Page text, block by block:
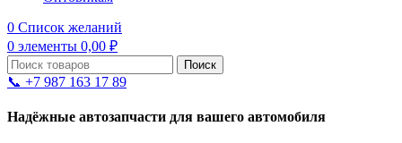
0 Список желаний
0 элементы 0,00 ₽
Поиск
📞 +7 987 163 17 89
Надёжные автозапчасти для вашего автомобиля